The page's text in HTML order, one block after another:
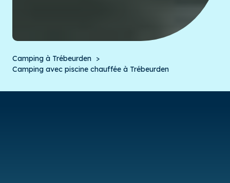
Camping à Trébeurden
Camping avec piscine chauffée à Trébeurden